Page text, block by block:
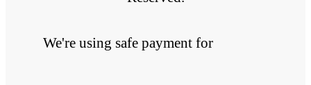
We're using safe payment for